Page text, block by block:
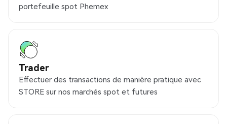
portefeuille spot Phemex
Trader
Effectuer des transactions de manière pratique avec
STORE sur nos marchés spot et futures